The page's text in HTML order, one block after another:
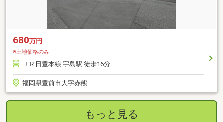
680万円
※土地価格のみ
ＪＲ日豊本線 宇島駅 徒歩16分
福岡県豊前市大字赤熊
もっと見る